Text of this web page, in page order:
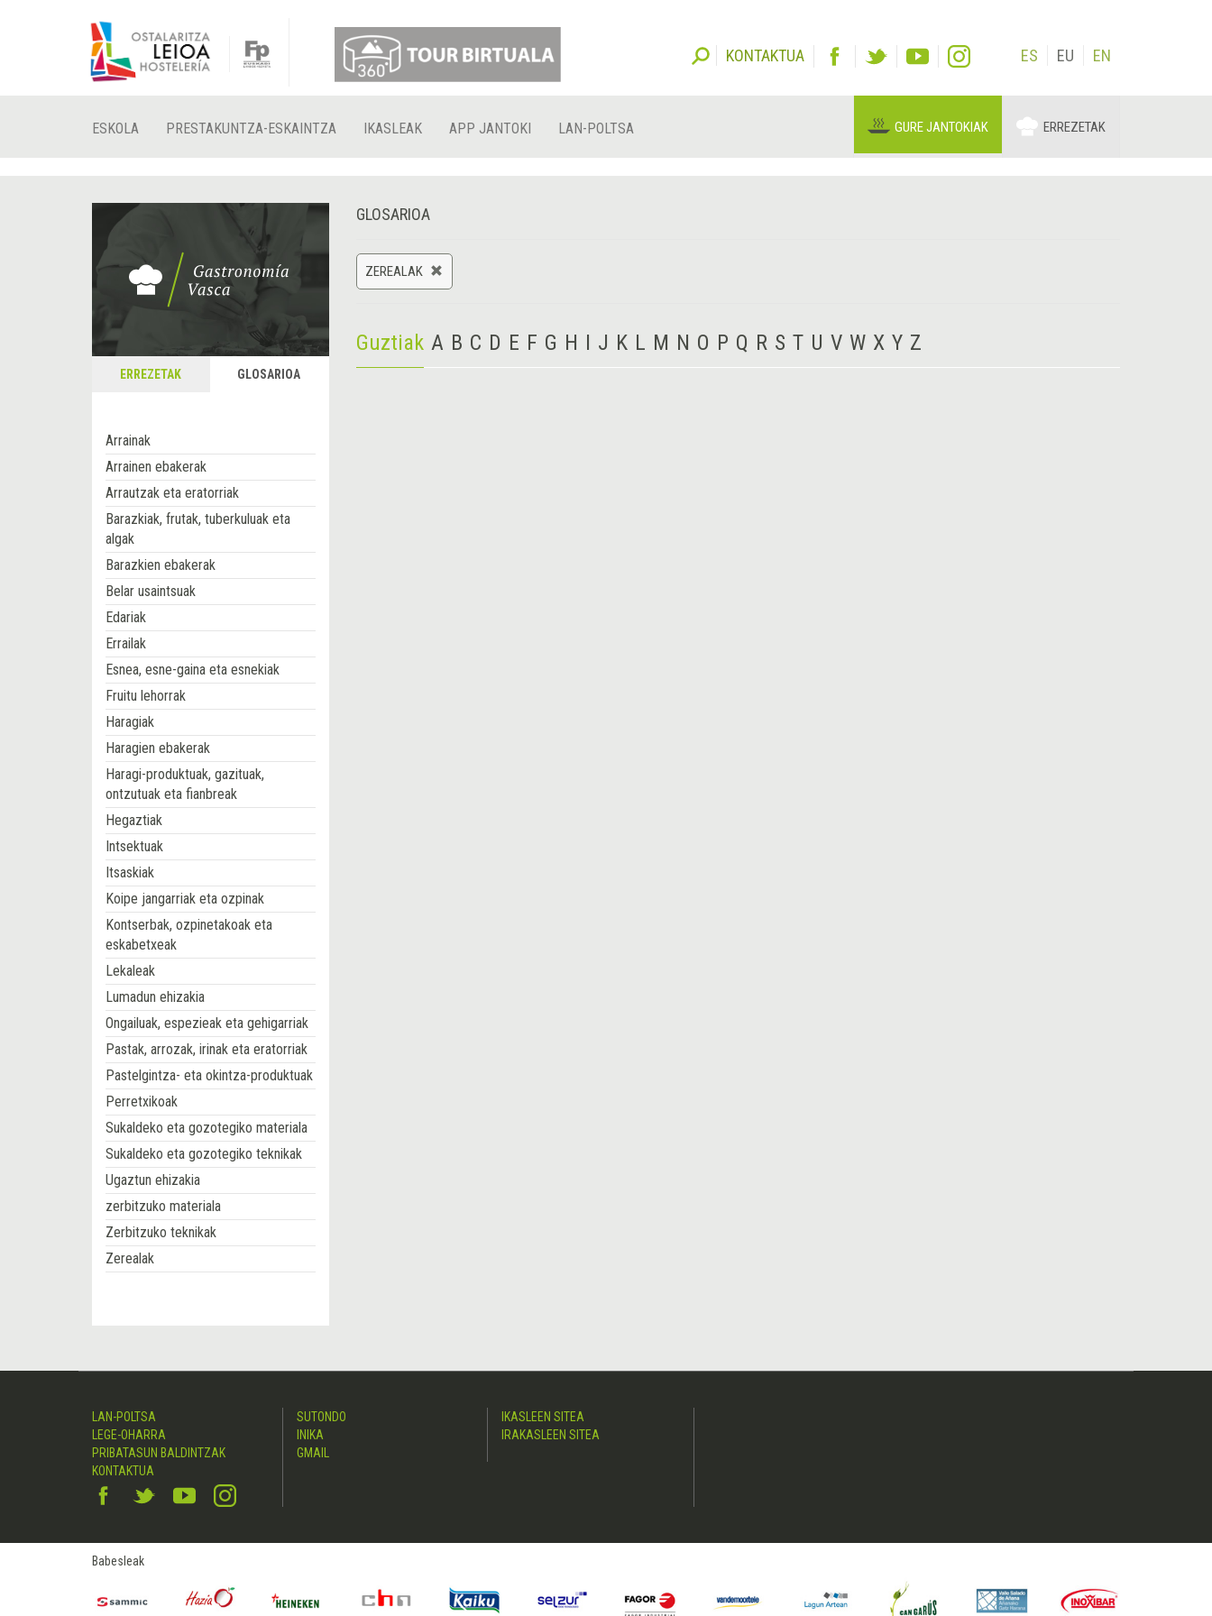
KONTAKTUA ES EU EN
ESKOLA PRESTAKUNTZA-ESKAINTZA IKASLEAK APP JANTOKI LAN-POLTSA GURE JANTOKIAK ERREZETAK
ERREZETAK GLOSARIOA
Arrainak
Arrainen ebakerak
Arrautzak eta eratorriak
Barazkiak, frutak, tuberkuluak eta
algak
Barazkien ebakerak
Belar usaintsuak
Edariak
Errailak
Esnea, esne-gaina eta esnekiak
Fruitu lehorrak
Haragiak
Haragien ebakerak
Haragi-produktuak, gazituak,
ontzutuak eta fianbreak
Hegaztiak
Intsektuak
Itsaskiak
Koipe jangarriak eta ozpinak
Kontserbak, ozpinetakoak eta
eskabetxeak
Lekaleak
Lumadun ehizakia
Ongailuak, espezieak eta gehigarriak
Pastak, arrozak, irinak eta eratorriak
Pastelgintza- eta okintza-produktuak
Perretxikoak
Sukaldeko eta gozotegiko materiala
Sukaldeko eta gozotegiko teknikak
Ugaztun ehizakia
zerbitzuko materiala
Zerbitzuko teknikak
Zerealak
GLOSARIOA
ZEREALAK
Guztiak A B C D E F G H I J K L M N O P Q R S T U V W X Y Z
LAN-POLTSA
LEGE-OHARRA
PRIBATASUN BALDINTZAK
KONTAKTUA
SUTONDO
INIKA
GMAIL
IKASLEEN SITEA
IRAKASLEEN SITEA
Babesleak